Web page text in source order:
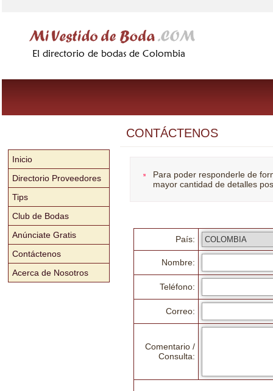
Inicio
Directorio Proveedores
Tips
Club de Bodas
Anúnciate Gratis
Contáctenos
Acerca de Nosotros
CONTÁCTENOS
Para poder responderle de
mayor cantidad de detalles
País:
Nombre:
Teléfono:
Correo:
Comentario /
Consulta: